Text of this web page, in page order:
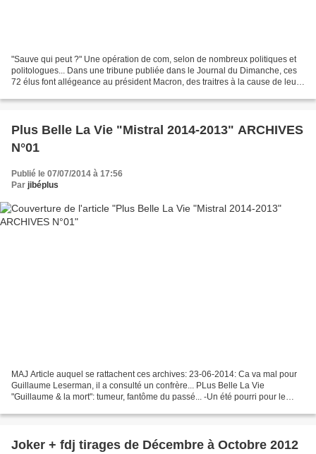
"Sauve qui peut ?" Une opération de com, selon de nombreux politiques et
politologues... Dans une tribune publiée dans le Journal du Dimanche, ces
72 élus font allégeance au président Macron, des traitres à la cause de leur
Plus Belle La Vie "Mistral 2014-2013" ARCHIVES
N°01
Publié le 07/07/2014 à 17:56
Par jibéplus
MAJ Article auquel se rattachent ces archives: 23-06-2014: Ca va mal pour
Guillaume Leserman, il a consulté un confrère... PLus Belle La Vie
"Guillaume & la mort": tumeur, fantôme du passé... -Un été pourri pour le
Joker + fdj tirages de Décembre à Octobre 2012